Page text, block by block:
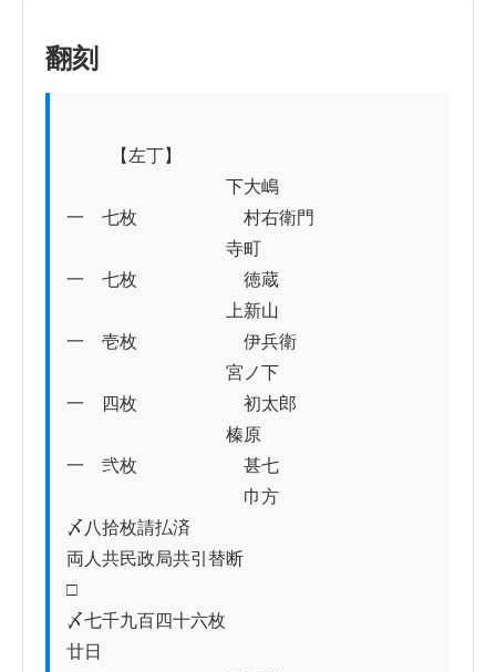
翻刻
下大嶋
一　七枚　　　　　　村右衛門
寺町
一　七枚　　　　　　徳蔵
上新山
一　壱枚　　　　　　伊兵衛
宮ノ下
一　四枚　　　　　　初太郎
榛原
一　弐枚　　　　　　甚七
巾方
〆八拾枚請払済
両人共民政局共引替断
□
〆七千九百四十六枚
廿日ゟ